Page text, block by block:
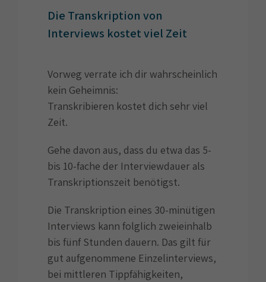
Die Transkription von
Interviews kostet viel Zeit
Vorweg verrate ich dir wahrscheinlich
kein Geheimnis:
Transkribieren kostet dich sehr viel
Zeit.
Gehe davon aus, dass du etwa das 5-
bis 10-fache der Interviewdauer als
Transkriptionszeit benötigst.
Die Transkription eines 30-minütigen
Interviews kann folglich zweieinhalb
bis fünf Stunden dauern. Das gilt für
gut aufgenommene Einzelinterviews,
bei mittleren Tippfähigkeiten,